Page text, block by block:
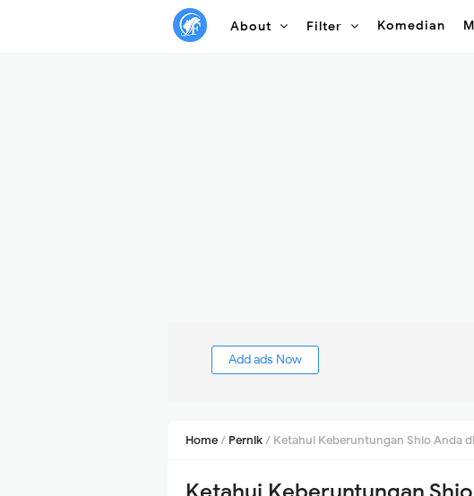
About Filter Komedian
Add ads Now
Home/ Pernik/ Ketahui Keberuntungan Shio Anda